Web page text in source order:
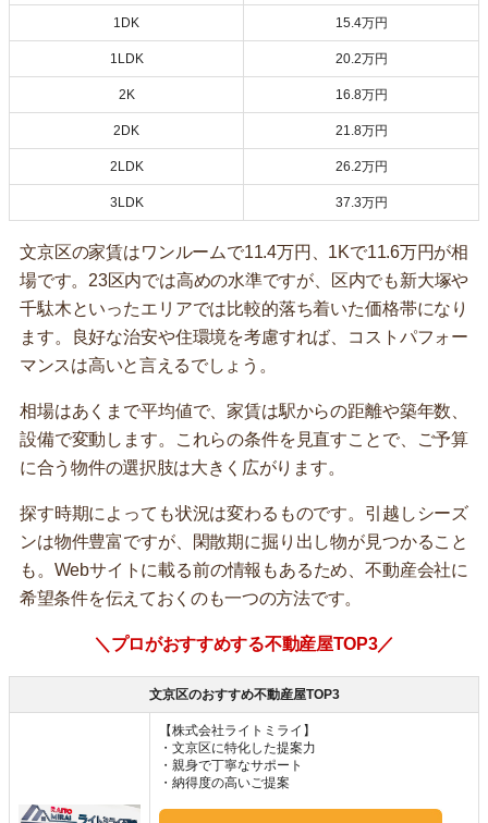
1DK 15.4万円
1LDK 20.2万円
2K 16.8万円
2DK 21.8万円
2LDK 26.2万円
3LDK 37.3万円
文京区の家賃はワンルームで11.4万円、1Kで11.6万円が相
場です。23区内では高めの水準ですが、区内でも新大塚や
千駄木といったエリアでは比較的落ち着いた価格帯になり
ます。良好な治安や住環境を考慮すれば、コストパフォー
マンスは高いと言えるでしょう。
相場はあくまで平均値で、家賃は駅からの距離や築年数、
設備で変動します。これらの条件を見直すことで、ご予算
に合う物件の選択肢は大きく広がります。
探す時期によっても状況は変わるものです。引越しシーズ
ンは物件豊富ですが、閑散期に掘り出し物が見つかること
も。Webサイトに載る前の情報もあるため、不動産会社に
希望条件を伝えておくのも一つの方法です。
＼プロがおすすめする不動産屋TOP3／
文京区のおすすめ不動産屋TOP3
【株式会社ライトミライ】
・文京区に特化した提案力
・親身で丁寧なサポート
・納得度の高いご提案